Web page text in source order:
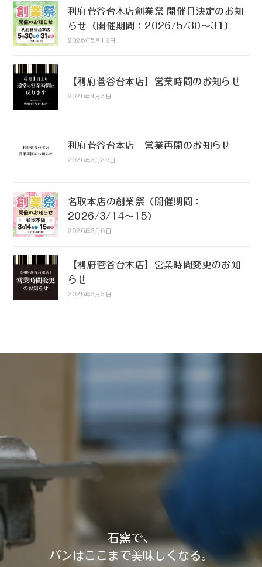
利府菅谷台本店創業祭 開催日決定のお知
らせ（開催期間：2026/5/30〜31）
2026年5月19日
【利府菅谷台本店】営業時間のお知らせ
2026年4月3日
利府菅谷台本店 営業再開のお知らせ
2026年3月26日
名取本店の創業祭（開催期間：
2026/3/14〜15）
2026年3月6日
【利府菅谷台本店】営業時間変更のお知
らせ
2026年3月3日
石窯で、
パンはここまで美味しくなる。